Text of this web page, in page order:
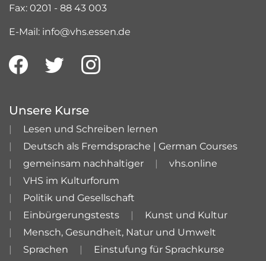
Fax: 0201 - 88 43 003
E-Mail: info@vhs.essen.de
Unsere Kurse
Lesen und Schreiben lernen
Deutsch als Fremdsprache | German Courses
gemeinsam nachhaltiger
vhs.online
VHS im Kulturforum
Politik und Gesellschaft
Einbürgerungstests
Kunst und Kultur
Mensch, Gesundheit, Natur und Umwelt
Sprachen
Einstufung für Sprachkurse